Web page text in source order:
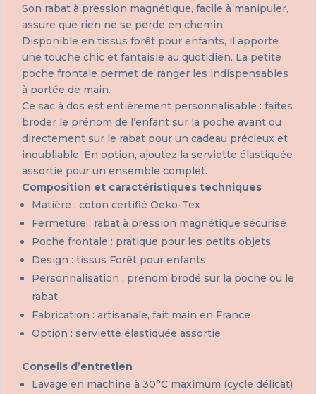
Son rabat à pression magnétique, facile à manipuler,
assure que rien ne se perde en chemin.
Disponible en tissus forêt pour enfants, il apporte
une touche chic et fantaisie au quotidien. La petite
poche frontale permet de ranger les indispensables
à portée de main.
Ce sac à dos est entièrement personnalisable : faites
broder le prénom de l’enfant sur la poche avant ou
directement sur le rabat pour un cadeau précieux et
inoubliable. En option, ajoutez la serviette élastiquée
assortie pour un ensemble complet.
Composition et caractéristiques techniques
Matière : coton certifié Oeko-Tex
Fermeture : rabat à pression magnétique sécurisé
Poche frontale : pratique pour les petits objets
Design : tissus Forêt pour enfants
Personnalisation : prénom brodé sur la poche ou le
rabat
Fabrication : artisanale, fait main en France
Option : serviette élastiquée assortie
Conseils d’entretien
Lavage en machine à 30°C maximum (cycle délicat)